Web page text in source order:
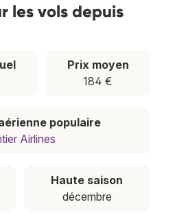
les vols depuis
Prix moyen
184 €
populaire
Airlines
Haute saison
décembre